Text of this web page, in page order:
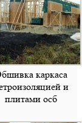
каркаса
и
плитами осб